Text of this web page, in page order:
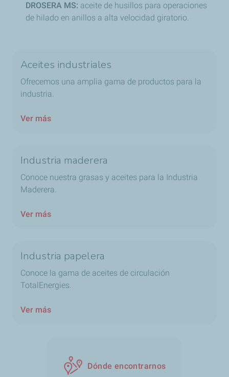
DROSERA MS: aceite de husillos para operaciones
de hilado en anillos a alta velocidad giratorio.
Aceites industriales
Ofrecemos una amplia gama de productos para la
industria.
Ver más
Industria maderera
Conoce nuestra grasas y aceites para la Industria
Maderera.
Ver más
Industria papelera
Conoce la gama de aceites de circulación
TotalEnergies.
Ver más
Dónde encontrarnos